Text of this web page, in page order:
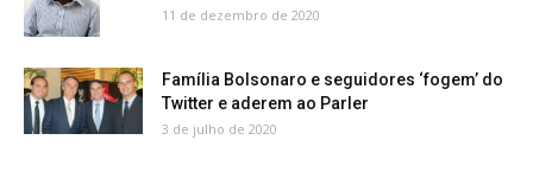
11 de dezembro de 2020
Família Bolsonaro e seguidores ‘fogem’ do
Twitter e aderem ao Parler
3 de julho de 2020